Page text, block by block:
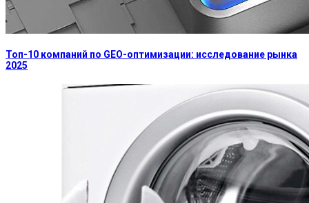
Топ-10 компаний по GEO-оптимизации: исследование рынка
2025